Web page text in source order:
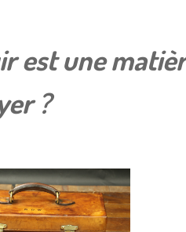
est une
?